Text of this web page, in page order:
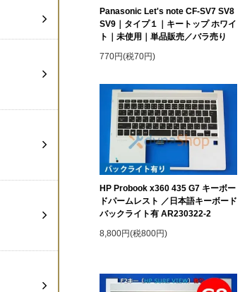
Panasonic Let's note CF-SV7 SV8
SV9｜タイプ１｜キートップ ホワイ
ト｜未使用｜単品販売／バラ売り
770円(税70円)
HP Probook x360 435 G7 キーボー
ドパームレスト ／日本語キーボード
バックライト有 AR230322-2
8,800円(税800円)